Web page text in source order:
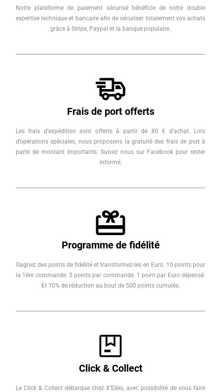
Notre plateforme de paiement sécurisé bénéficie de notre double
expertise technique et bancaire afin de sécuriser totalement vos achats
grâce à Stripe, Paypal et la banque populaire.
Frais de port offerts
Les frais d’expédition sont offerts à partir de 80 € d’achat. Lors
d’opérations spéciales, nous proposons la gratuité des frais de port à
partir de montant importants. Suivez nous sur Facebook pour rester
informé.
Programme de fidélité
Gagnez des points de fidélité et transformez-les en Euro. 10 points pour
la 1ère commande. 5 points par commande. 1 point par Euro dépensé.
Et 10% de réduction au bout de 500 points cumulés.
Click & Collect
Le Click & Collect débarque chez X'Elles, avec possibilité de vous faire